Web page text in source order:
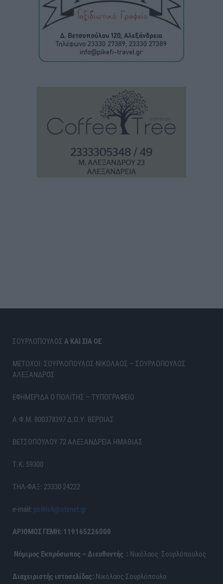
ΣΟΥΡΛΟΠΟΥΛΟΣ Α ΚΑΙ ΣΙΑ ΟΕ
ΜΕΤΟΧΟΙ: ΣΟΥΡΛΟΠΟΥΛΟΣ ΝΙΚΟΛΑΟΣ – ΣΟΥΡΛΟΠΟΥΛΟΣ
ΑΛΕΞΑΝΔΡΟΣ
ΕΦΗΜΕΡΙΔΑ Ο ΠΟΛΙΤΗΣ – ΤΥΠΟΓΡΑΦΕΙΟ
Α.Φ.Μ. 800378397 Δ.Ο.Υ. ΒΕΡΟΙΑΣ
ΒΕΤΣΟΠΟΥΛΟΥ 72 ΑΛΕΞΑΝΔΡΕΙΑ ΗΜΑΘΙΑΣ
Τ.Κ. 59300
ΤΗΛ-ΦΑΞ: 23330 24222
e-mail: politis6@otenet.gr
ΑΡΙΘΜΟΣ ΓΕΜΗ: 119165226000
Νόμιμος Εκπρόσωπος – Διευθυντής : Νικόλαος Σουρλόπουλος
Διαχειριστής ιστοσελίδας: Νικόλαος Σουρλόπουλο